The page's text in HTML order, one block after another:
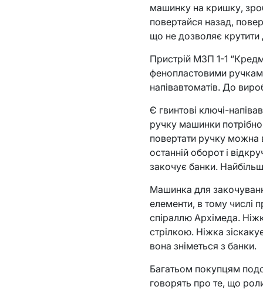
машинку на кришку,
повертайся назад,
що не дозволяє крутити
Пристрій МЗП 1-1
фенопластовими
напівавтоматів. До
Є гвинтові ключі-
ручку машинки
повертати ручку можна
останній оборот і
закочує банки.
Машинка для
елементи, в тому числі
спіраллю Архімеда.
стрілкою. Ніжка
вона зніметься з банки.
Багатьом покупцям
говорять про те, що